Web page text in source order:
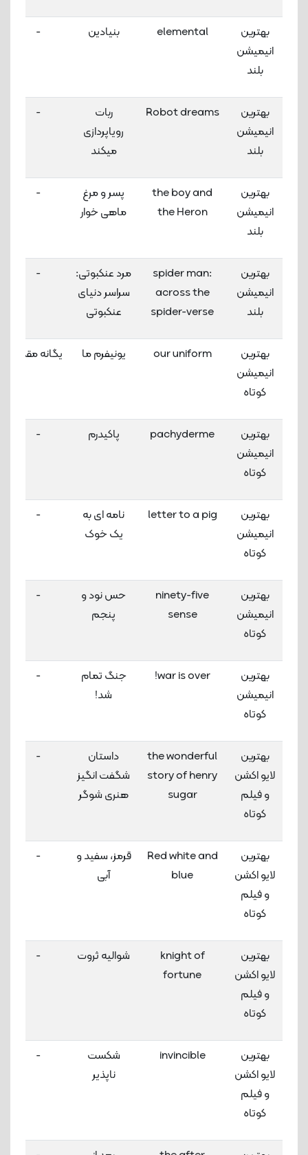
بهترین
انیمیشن
بلند
elemental بنیادین -
بهترین
انیمیشن
بلند
Robot dreams
ربات
رویاپردازی
میکند
-
بهترین
انیمیشن
بلند
the boy and
the Heron
پسر و مرغ
ماهی خوار
-
بهترین
انیمیشن
بلند
spider man:
across the
spider-verse
مرد عنکبوتی:
سراسر دنیای
عنکبوتی
-
بهترین
انیمیشن
کوتاه
our uniform یونیفرم ما یگانه مقدم
بهترین
انیمیشن
کوتاه
pachyderme پاکیدرم -
بهترین
انیمیشن
کوتاه
letter to a pig
نامه ای به
یک خوک
-
بهترین
انیمیشن
کوتاه
ninety-five
sense
حس نود و
پنجم
-
بهترین
انیمیشن
کوتاه
war is over!
جنگ تمام
شد!
-
بهترین
لایو اکشن
و فیلم
کوتاه
the wonderful
story of henry
sugar
داستان
شگفت انگیز
هنری شوگر
-
بهترین
لایو اکشن
و فیلم
کوتاه
Red white and
blue
قرمز، سفید و
آبی
-
بهترین
لایو اکشن
و فیلم
کوتاه
knight of
fortune
شوالیه ثروت -
بهترین
لایو اکشن
و فیلم
کوتاه
invincible
شکست
ناپذیر
-